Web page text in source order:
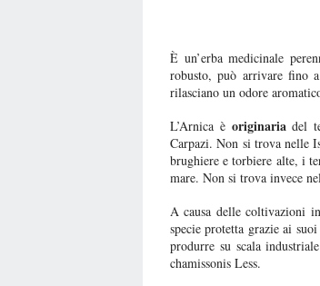
È un’erba medicinale
robusto, può arrivare fino
rilasciano un odore
L’Arnica è originariadel
Carpazi. Non si trova nelle
brughiere e torbiere alte, i
mare. Non si trova invece
A causa delle coltivazioni
specie protetta grazie ai
produrre su scala
chamissonis Less.